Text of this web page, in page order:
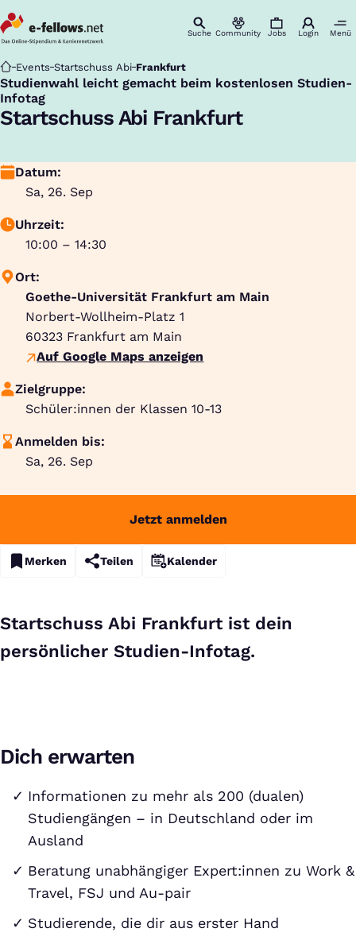
Suche Community Jobs Login Menü
Startseite
Events Startschuss Abi Frankfurt
Studienwahl leicht gemacht beim kostenlosen Studien-
Infotag
:
Startschuss Abi Frankfurt
Datum:
Sa, 26. Sep
Uhrzeit:
10:00 – 14:30
Ort:
Goethe-Universität Frankfurt am Main
Norbert-Wollheim-Platz 1
60323 Frankfurt am Main
Auf Google Maps anzeigen
Zielgruppe:
Schüler:innen der Klassen 10-13
Anmelden bis:
Sa, 26. Sep
Jetzt anmelden
Merken Teilen Kalender
Startschuss Abi Frankfurt ist dein
persönlicher Studien-Infotag.
Dich erwarten
Informationen zu mehr als 200 (dualen)
Studiengängen – in Deutschland oder im
Ausland
Beratung unabhängiger Expert:innen zu Work &
Travel, FSJ und Au-pair
Studierende, die dir aus erster Hand